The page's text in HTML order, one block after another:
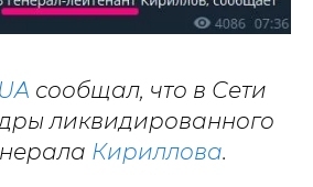
сообщал, что в Сети
ликвидированного
Кириллова.